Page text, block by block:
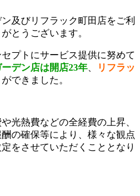
及びリフラック町田店をご利
とうございます。
セプトにサービス提供に努めて
ーデン店は開店23年
リフラッ
できました。
光熱費などの全経費の上昇、
の確保等により、様々な観点
をさせていただくこととなり